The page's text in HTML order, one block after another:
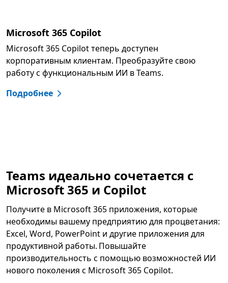
Microsoft 365 Copilot
Microsoft 365 Copilot теперь доступен
корпоративным клиентам. Преобразуйте свою
работу с функциональным ИИ в Teams.
Подробнее
Teams идеально сочетается с
Microsoft 365 и Copilot
Получите в Microsoft 365 приложения, которые
необходимы вашему предприятию для процветания:
Excel, Word, PowerPoint и другие приложения для
продуктивной работы. Повышайте
производительность с помощью возможностей ИИ
нового поколения с Microsoft 365 Copilot.